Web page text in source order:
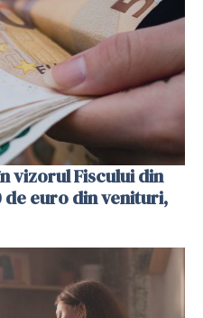
vizorul Fiscului din
de euro din venituri,